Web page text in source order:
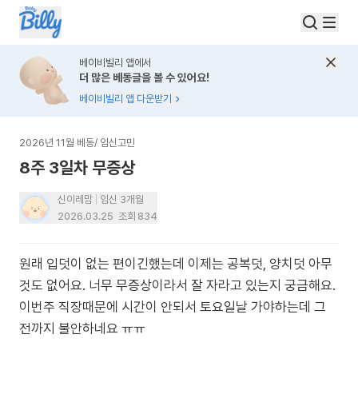
베이비빌리 앱에서
더 많은 베동글을 볼 수 있어요!
베이비빌리 앱 다운받기
2026년 11월 베동/ 임신고민
8주 3일차 무증상
신이레맘
임신 3개월
2026.03.25 조회 834
원래 입덧이 없는 편이긴했는데 이제는 공복덧, 양치덧 아무
것도 없어요. 너무 무증상이라서 잘 자라고 있는지 궁금해요.
이번주 직장때문에 시간이 안되서 토요일날 가야하는데 그
전까지 불안하네요 ㅠㅠ